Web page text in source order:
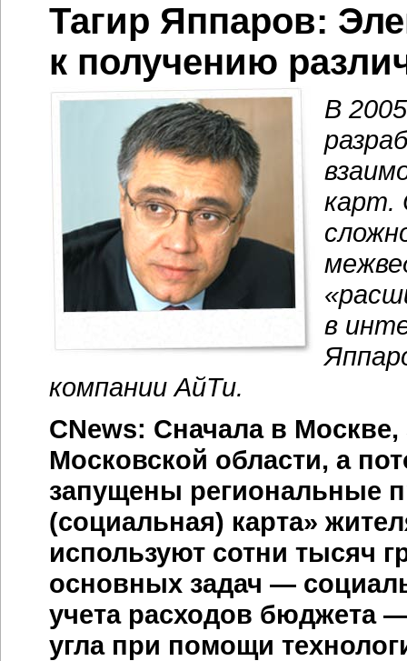
Тагир Яппаров:
к получению
В
карт.
в
компании АйТи.
CNews: Сначала в
Московской области, а
запущены региональные
(социальная) карта»
используют сотни тысяч
основных задач —
учета расходов бюджета
угла при помощи